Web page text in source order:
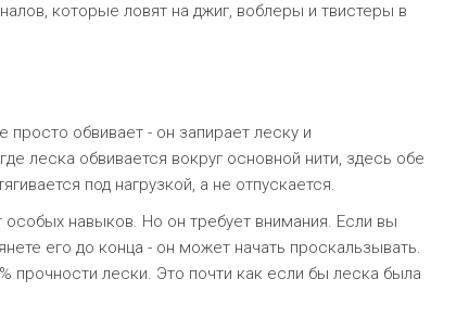
которые ловят на джиг, воблеры и твистеры в
просто обвивает - он запирает леску и
леска обвивается вокруг основной нити, здесь обе
под нагрузкой, а не отпускается.
особых навыков. Но он требует внимания. Если вы
его до конца - он может начать проскальзывать.
прочности лески. Это почти как если бы леска была